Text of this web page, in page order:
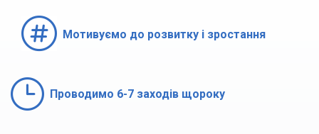
 Мотивуємо до розвитку і зростання
} Проводимо 6-7 заходів щороку